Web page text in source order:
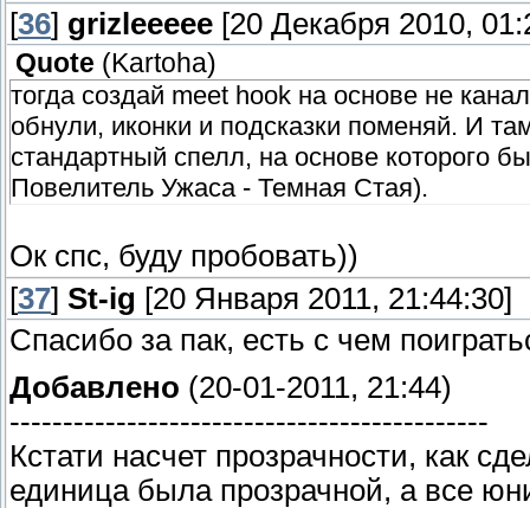
[36] grizleeeee [20 Декабря 2010,
Quote ( Kartoha)
тогда создай meet hook на основе не
обнули, иконки и подсказки поменяй. И
стандартный спелл, на основе которого
Повелитель Ужаса - Темная Стая).
Ок спс, буду пробовать))
[37] St-ig [20 Января 2011, 21:44:30]
Спасибо за пак, есть с чем
Добавлено (20-01-2011, 21:44)
---------------------------------------------
Кстати насчет прозрачности, как
единица была прозрачной, а все